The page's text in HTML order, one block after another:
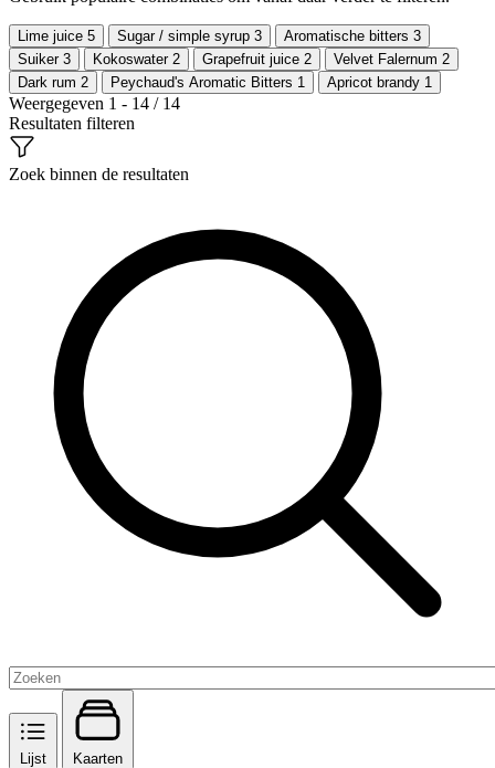
Lime juice 5 Sugar / simple syrup 3 Aromatische bitters 3
Suiker 3 Kokoswater 2 Grapefruit juice 2 Velvet Falernum 2
Dark rum 2 Peychaud's Aromatic Bitters 1 Apricot brandy 1
Weergegeven 1 - 14 / 14
Resultaten filteren
Zoek binnen de resultaten
Lijst Kaarten